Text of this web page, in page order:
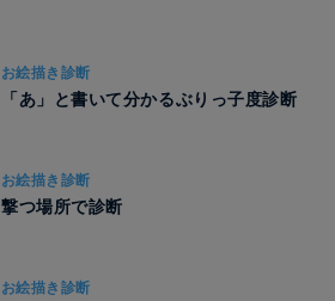
お絵描き診断
「あ」と書いて分かるぶりっ子度診断
お絵描き診断
撃つ場所で診断
お絵描き診断